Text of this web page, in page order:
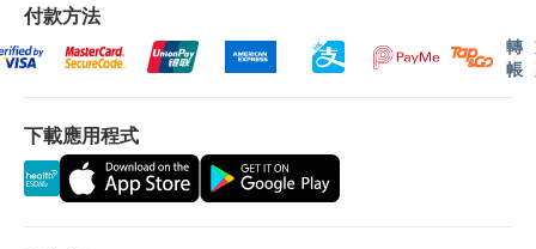
付款方法
轉
帳
下載應用程式